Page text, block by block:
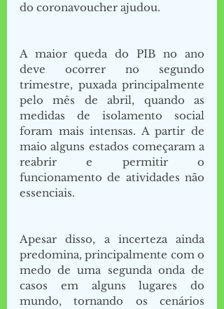
do coronavoucher ajudou.
A maior queda do PIB no ano
deve ocorrer no segundo
trimestre, puxada principalmente
pelo mês de abril, quando as
medidas de isolamento social
foram mais intensas. A partir de
maio alguns estados começaram a
reabrir e permitir o
funcionamento de atividades não
essenciais.
Apesar disso, a incerteza ainda
predomina, principalmente com o
medo de uma segunda onda de
casos em alguns lugares do
mundo, tornando os cenários